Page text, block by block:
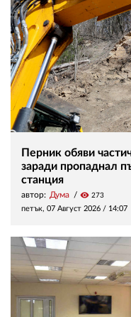
Перник обяви
заради пропаднал
станция
автор: Дума visibility 273
петък, 07 Август 2026 / 14:07